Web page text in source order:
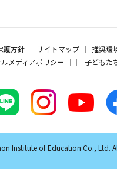
護方針 サイトマップ 推奨環
メディアポリシー
子どもた
Institute of Education Co., Ltd.